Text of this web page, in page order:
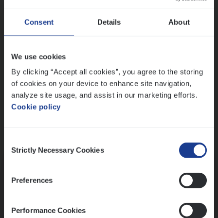
Consent Details About
We use cookies
By clicking “Accept all cookies”, you agree to the storing
of cookies on your device to enhance site navigation,
analyze site usage, and assist in our marketing efforts.
Cookie policy
Selection
Strictly Necessary Cookies
Preferences
Performance Cookies
Ons sollicitatieproces